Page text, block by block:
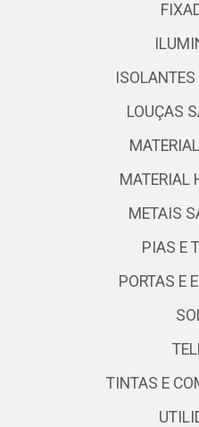
LOUÇAS
MATERIAL
METAIS
PIAS E
PORTAS E
TINTAS E